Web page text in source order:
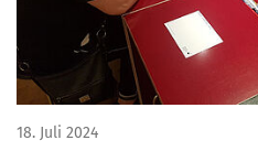
18. Juli 2024